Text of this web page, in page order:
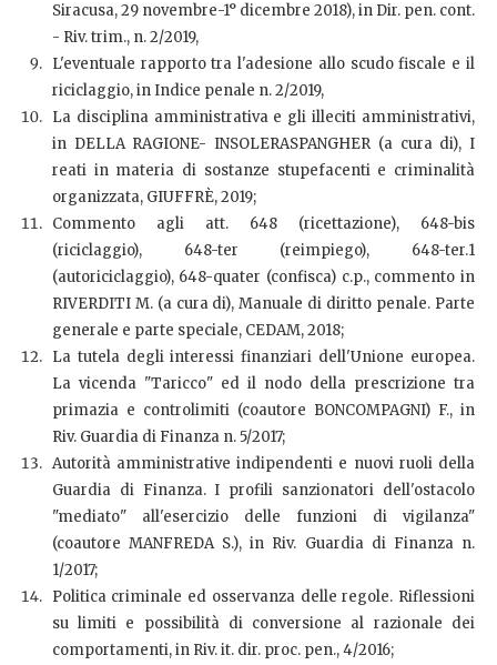
Siracusa, 29 novembre-1° dicembre 2018), in Dir. pen. cont.
- Riv. trim., n. 2/2019,
L'eventuale rapporto tra l'adesione allo scudo fiscale e il
riciclaggio, in Indice penale n. 2/2019,
La disciplina amministrativa e gli illeciti amministrativi,
in DELLA RAGIONE- INSOLERASPANGHER (a cura di), I
reati in materia di sostanze stupefacenti e criminalità
organizzata, GIUFFRÈ, 2019;
Commento agli att. 648 (ricettazione), 648-bis
(riciclaggio), 648-ter (reimpiego), 648-ter.1
(autoriciclaggio), 648-quater (confisca) c.p., commento in
RIVERDITI M. (a cura di), Manuale di diritto penale. Parte
generale e parte speciale, CEDAM, 2018;
La tutela degli interessi finanziari dell'Unione europea.
La vicenda "Taricco" ed il nodo della prescrizione tra
primazia e controlimiti (coautore BONCOMPAGNI) F., in
Riv. Guardia di Finanza n. 5/2017;
Autorità amministrative indipendenti e nuovi ruoli della
Guardia di Finanza. I profili sanzionatori dell'ostacolo
"mediato" all'esercizio delle funzioni di vigilanza"
(coautore MANFREDA S.), in Riv. Guardia di Finanza n.
1/2017;
Politica criminale ed osservanza delle regole. Riflessioni
su limiti e possibilità di conversione al razionale dei
comportamenti, in Riv. it. dir. proc. pen., 4/2016;